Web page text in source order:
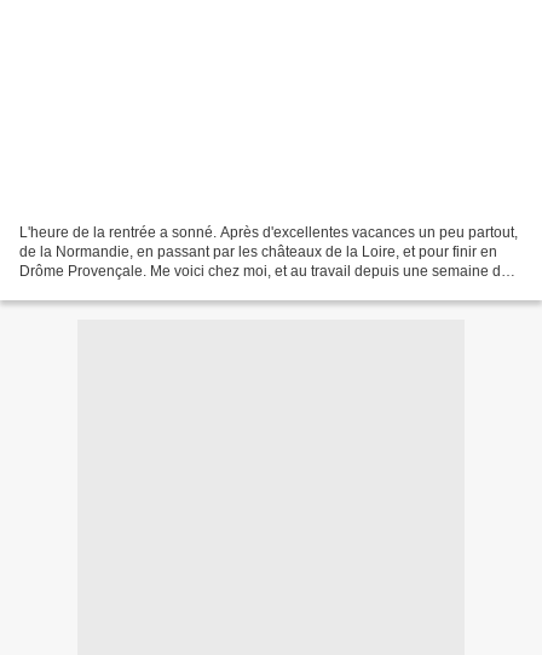
L'heure de la rentrée a sonné. Après d'excellentes vacances un peu partout,
de la Normandie, en passant par les châteaux de la Loire, et pour finir en
Drôme Provençale. Me voici chez moi, et au travail depuis une semaine déjà